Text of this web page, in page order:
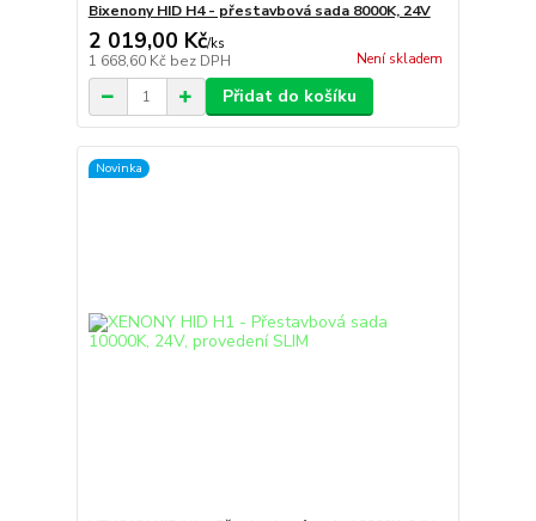
Bixenony HID H4 - přestavbová sada 8000K, 24V
2 019,00 Kč/ks
1 668,60 Kč bez DPH Není skladem
Přidat do košíku
Novinka